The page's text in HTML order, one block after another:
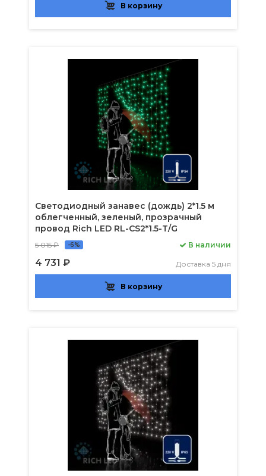
В корзину
Светодиодный занавес (дождь) 2*1.5 м
облегченный, зеленый, прозрачный
провод Rich LED RL-CS2*1.5-T/G
5 015 ₽ -6%
4 731 ₽
В наличии
Доставка 5 дня
В корзину